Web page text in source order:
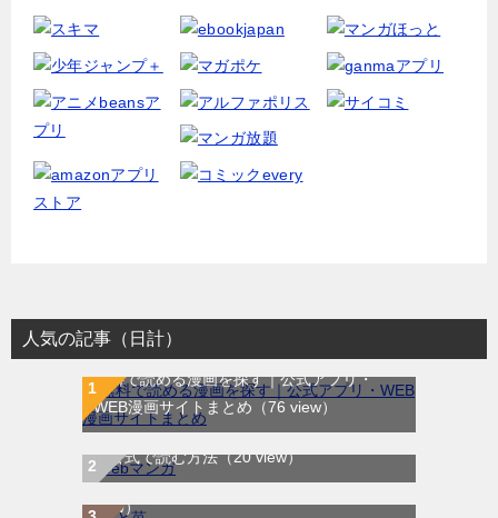
人気の記事（日計）
無料で読める漫画を探す｜公式アプリ・
WEB漫画サイトまとめ （76 view）
WEB漫画サイト一覧｜ブラウザで無料漫画
を公式で読む方法（20 view）
龍と苺｜最新刊第4巻！全巻無料で読める公
式マンガアプリ＿サンデーうぇぶり（8
view）
DARKER THAN BLACK-漆黒の花-｜全4巻完